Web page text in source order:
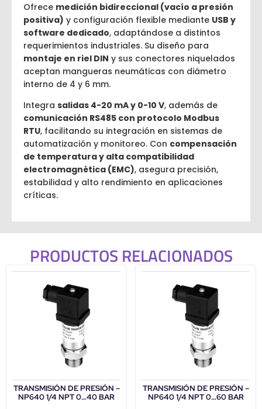
Ofrece medición bidireccional (vacío a presión
positiva) y configuración flexible mediante USB y
software dedicado, adaptándose a distintos
requerimientos industriales. Su diseño para
montaje en riel DIN y sus conectores niquelados
aceptan mangueras neumáticas con diámetro
interno de 4 y 6 mm.
Integra salidas 4-20 mA y 0-10 V, además de
comunicación RS485 con protocolo Modbus
RTU, facilitando su integración en sistemas de
automatización y monitoreo. Con compensación
de temperatura y alta compatibilidad
electromagnética (EMC), asegura precisión,
estabilidad y alto rendimiento en aplicaciones
críticas.
PRODUCTOS RELACIONADOS
TRANSMISIÓN DE PRESIÓN –
NP640 1/4 NPT 0…40 BAR
TRANSMISIÓN DE PRESIÓN –
NP640 1/4 NPT 0…60 BAR